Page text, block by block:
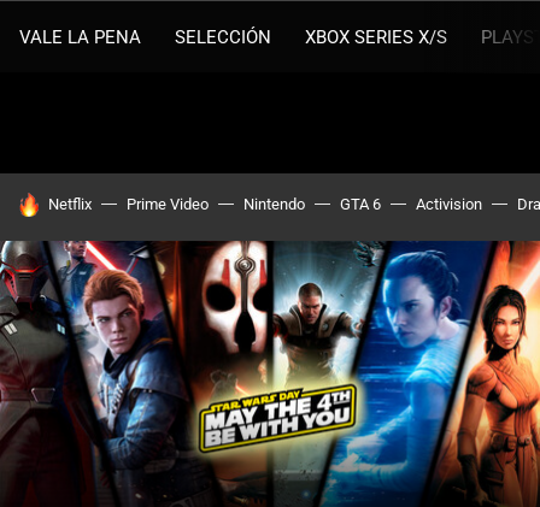
VALE LA PENA SELECCIÓN XBOX SERIES X/S
HOY SE HABLA DE
Netflix Prime Video Nintendo GTA 6 Activision